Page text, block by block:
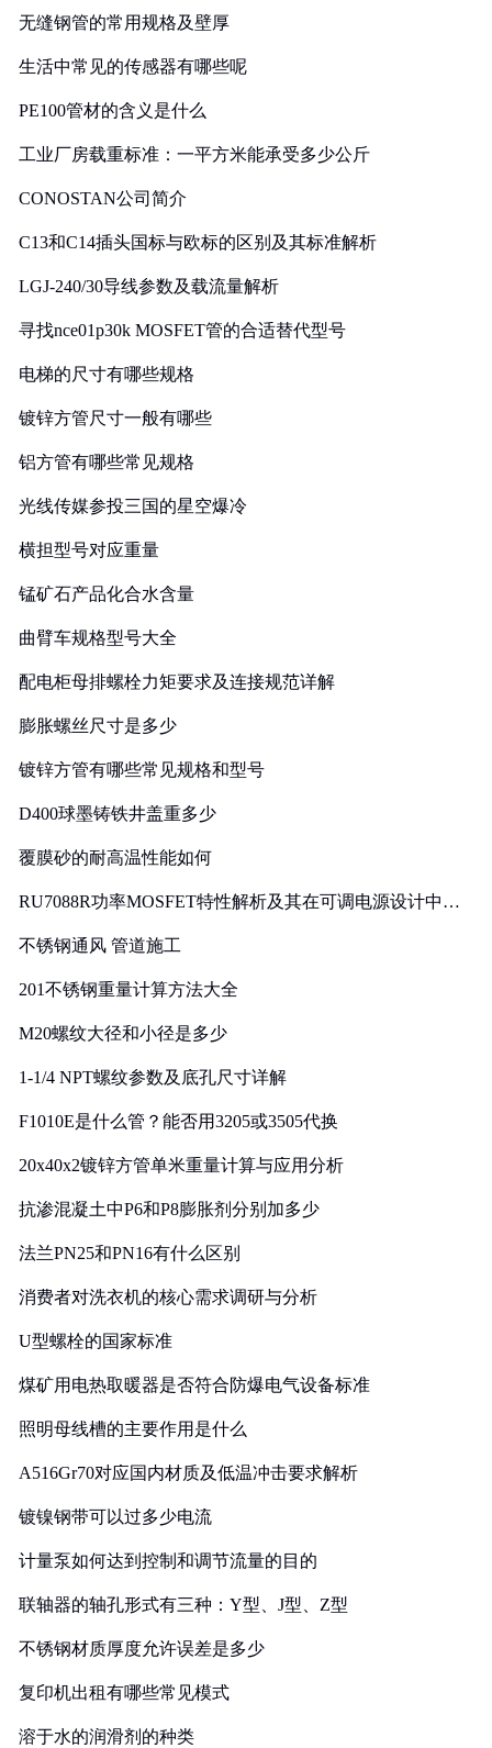
无缝钢管的常用规格及壁厚
生活中常见的传感器有哪些呢
PE100管材的含义是什么
工业厂房载重标准：一平方米能承受多少公斤
CONOSTAN公司简介
C13和C14插头国标与欧标的区别及其标准解析
LGJ-240/30导线参数及载流量解析
寻找nce01p30k MOSFET管的合适替代型号
电梯的尺寸有哪些规格
镀锌方管尺寸一般有哪些
铝方管有哪些常见规格
光线传媒参投三国的星空爆冷
横担型号对应重量
锰矿石产品化合水含量
曲臂车规格型号大全
配电柜母排螺栓力矩要求及连接规范详解
膨胀螺丝尺寸是多少
镀锌方管有哪些常见规格和型号
D400球墨铸铁井盖重多少
覆膜砂的耐高温性能如何
RU7088R功率MOSFET特性解析及其在可调电源设计中的
不锈钢通风 管道施工
201不锈钢重量计算方法大全
M20螺纹大径和小径是多少
1-1/4 NPT螺纹参数及底孔尺寸详解
F1010E是什么管？能否用3205或3505代换
20x40x2镀锌方管单米重量计算与应用分析
抗渗混凝土中P6和P8膨胀剂分别加多少
法兰PN25和PN16有什么区别
消费者对洗衣机的核心需求调研与分析
U型螺栓的国家标准
煤矿用电热取暖器是否符合防爆电气设备标准
照明母线槽的主要作用是什么
A516Gr70对应国内材质及低温冲击要求解析
镀镍钢带可以过多少电流
计量泵如何达到控制和调节流量的目的
联轴器的轴孔形式有三种：Y型、J型、Z型
不锈钢材质厚度允许误差是多少
复印机出租有哪些常见模式
溶于水的润滑剂的种类